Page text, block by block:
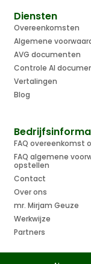
Diensten
Overeenkomsten
Algemene
AVG documenten
Controle AI
Vertalingen
Blog
FAQ overeenkomst
FAQ algemene
opstellen
Contact
Over ons
mr. Mirjam Geuze
Werkwijze
Partners